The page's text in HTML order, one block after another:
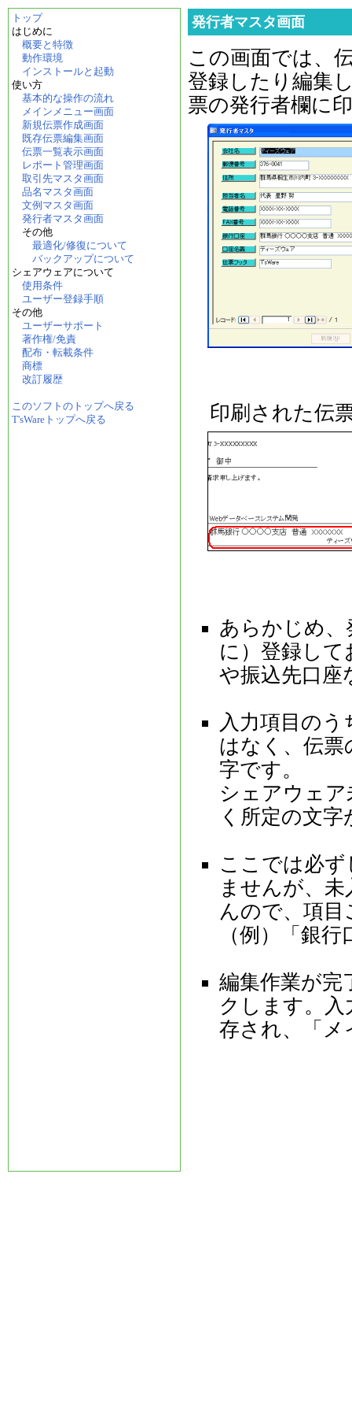
トップ
はじめに
概要と特徴
動作環境
インストールと起動
使い方
基本的な操作の流れ
メインメニュー画面
新規伝票作成画面
既存伝票編集画面
伝票一覧表示画面
レポート管理画面
取引先マスタ画面
品名マスタ画面
文例マスタ画面
発行者マスタ画面
その他
最適化/修復について
バックアップについて
シェアウェアについて
使用条件
ユーザー登録手順
その他
ユーザーサポート
著作権/免責
配布・転載条件
商標
改訂履歴
このソフトのトップへ戻る
T'sWareトップへ戻る
発行者マスタ画面
この画面では、
登録したり編集
票の発行者欄に
印刷された伝
あらかじめ、
に）登録し
や振込先口座
入力項目の
はなく、伝
字です。
シェアウェ
く所定の文
ここでは必
ませんが、
んので、項
（例）「銀
編集作業が
クします。
存され、「メ